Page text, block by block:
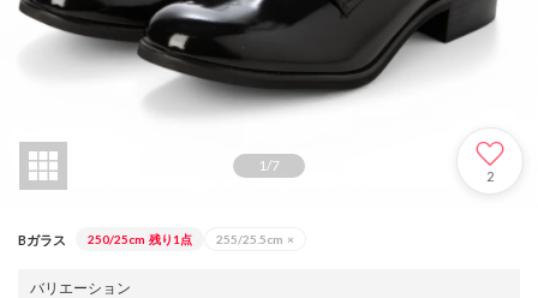
1/7
2
Bガラス 250/25cm 残り1点 255/25.5cm ×
バリエーション